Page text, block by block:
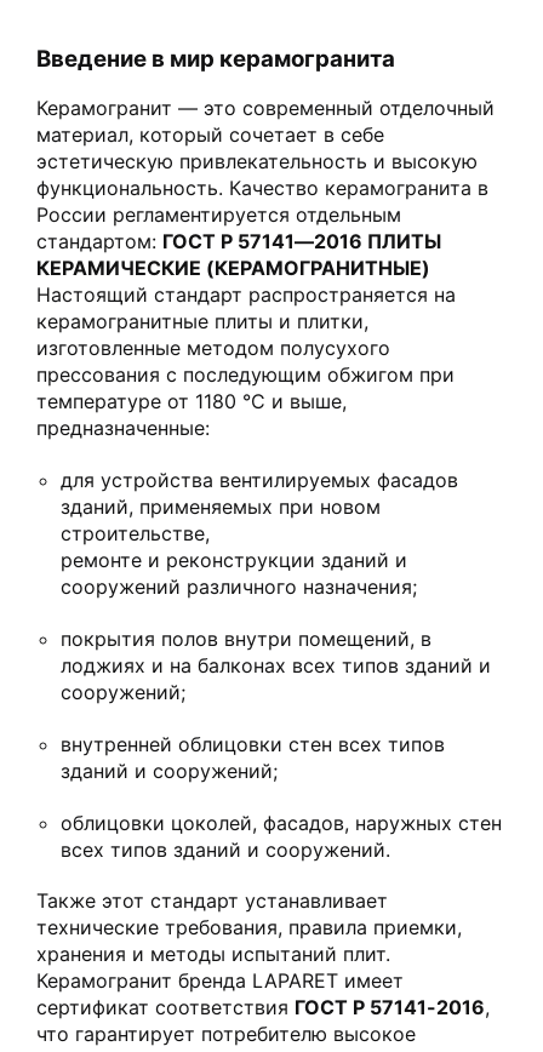
Введение в мир керамогранита
Керамогранит — это современный отделочный
материал, который сочетает в себе
эстетическую привлекательность и высокую
функциональность. Качество керамогранита в
России регламентируется отдельным
стандартом: ГОСТ Р 57141—2016 ПЛИТЫ
КЕРАМИЧЕСКИЕ (КЕРАМОГРАНИТНЫЕ)
Настоящий стандарт распространяется на
керамогранитные плиты и плитки,
изготовленные методом полусухого
прессования с последующим обжигом при
температуре от 1180 °С и выше,
предназначенные:
для устройства вентилируемых фасадов
зданий, применяемых при новом
строительстве,
ремонте и реконструкции зданий и
сооружений различного назначения;
покрытия полов внутри помещений, в
лоджиях и на балконах всех типов зданий и
сооружений;
внутренней облицовки стен всех типов
зданий и сооружений;
облицовки цоколей, фасадов, наружных стен
всех типов зданий и сооружений.
Также этот стандарт устанавливает
технические требования, правила приемки,
хранения и методы испытаний плит.
Керамогранит бренда LAPARET имеет
сертификат соответствия ГОСТ Р 57141-2016,
что гарантирует потребителю высокое